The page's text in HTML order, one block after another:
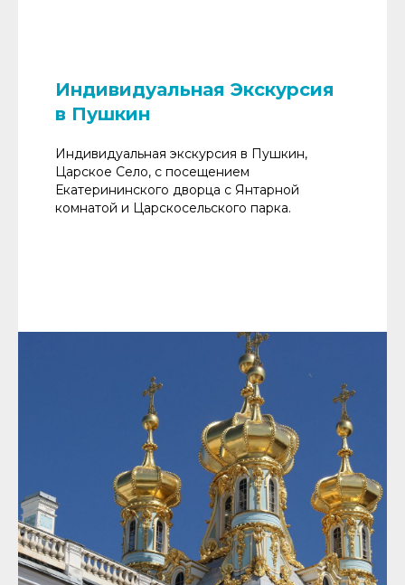
Индивидуальная Экскурсия
в Пушкин
Индивидуальная экскурсия в Пушкин,
Царское Село, с посещением
Екатерининского дворца с Янтарной
комнатой и Царскосельского парка.